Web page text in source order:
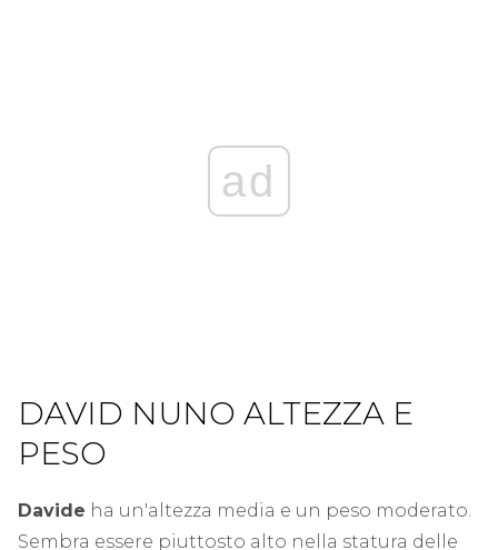
ad
DAVID NUNO ALTEZZA E
PESO
Davide ha un'altezza media e un peso moderato.
Sembra essere piuttosto alto nella statura delle